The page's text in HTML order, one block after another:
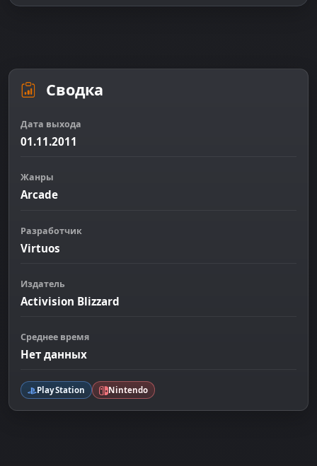
Сводка
Дата выхода
01.11.2011
Жанры
Arcade
Разработчик
Virtuos
Издатель
Activision Blizzard
Среднее время
Нет данных
PlayStation Nintendo